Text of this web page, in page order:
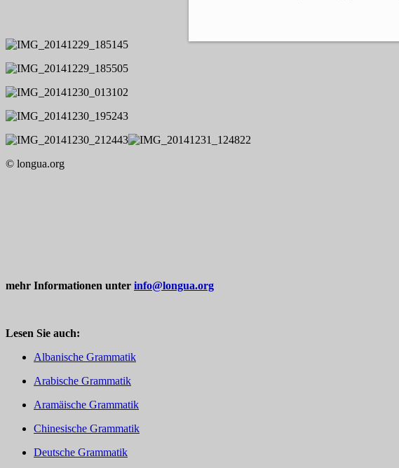
© longua.org
mehr Informationen unter info@longua.org
Lesen Sie auch:
Albanische Grammatik
Arabische Grammatik
Aramäische Grammatik
Chinesische Grammatik
Deutsche Grammatik